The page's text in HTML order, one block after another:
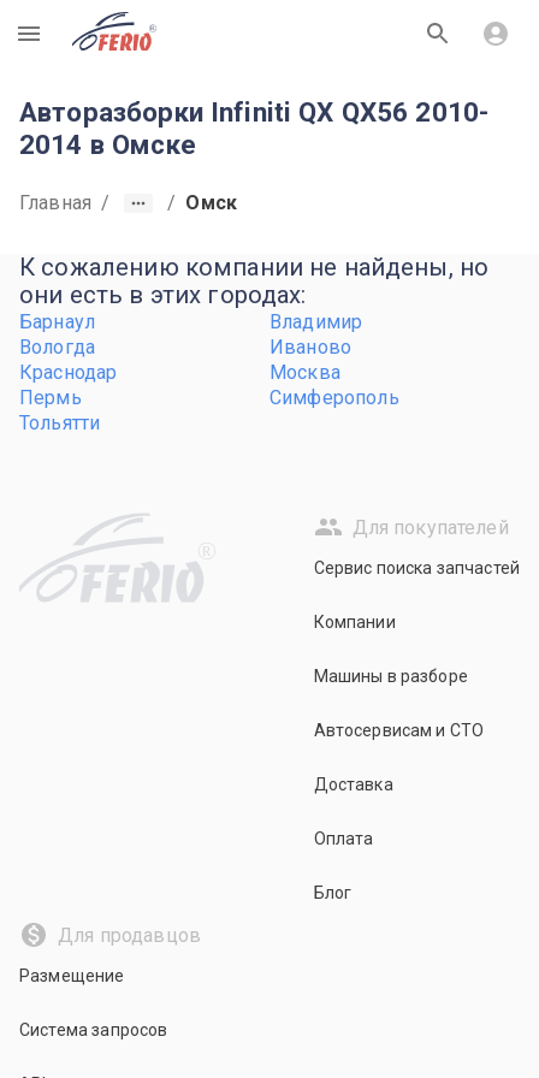
R
Авторазборки Infiniti QX QX56 2010-
2014 в Омске
Главная / / Омск
К сожалению компании не найдены, но
они есть в этих городах:
Барнаул
Владимир
Вологда
Иваново
Краснодар
Москва
Пермь
Симферополь
Тольятти
R
Для покупателей
Сервис поиска запчастей
Компании
Машины в разборе
Автосервисам и СТО
Доставка
Оплата
Блог
Для продавцов
Размещение
Система запросов